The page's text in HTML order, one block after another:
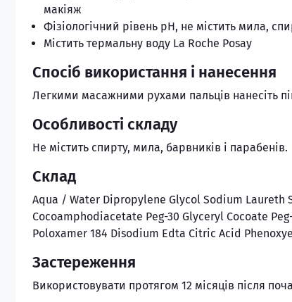
макіяж
Фізіологічний рівень pH, не містить мила,
Містить термальну воду La Roche Posay
Спосіб використання і нанесення
Легкими масажними рухами пальців нанесіть
Особливості складу
Не містить спирту, мила, барвників і парабенів.
Склад
Aqua / Water Dipropylene Glycol Sodium Laureth
Cocoamphodiacetate Peg-30 Glyceryl Cocoate
Poloxamer 184 Disodium Edta Citric Acid
Застереження
Використовувати протягом 12 місяців після